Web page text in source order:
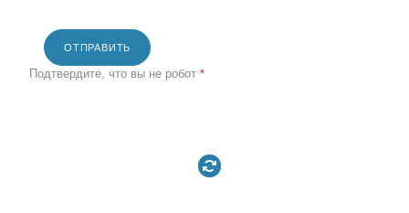
ОТПРАВИТЬ
Подтвердите, что вы не робот *